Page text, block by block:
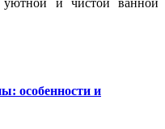
и чистой ванной
особенности и